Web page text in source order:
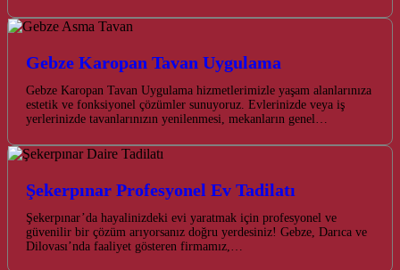
Gebze Karopan Tavan Uygulama
Gebze Karopan Tavan Uygulama hizmetlerimizle yaşam alanlarınıza
estetik ve fonksiyonel çözümler sunuyoruz. Evlerinizde veya iş
yerlerinizde tavanlarınızın yenilenmesi, mekanların genel…
Şekerpınar Profesyonel Ev Tadilatı
Şekerpınar’da hayalinizdeki evi yaratmak için profesyonel ve
güvenilir bir çözüm arıyorsanız doğru yerdesiniz! Gebze, Darıca ve
Dilovası’nda faaliyet gösteren firmamız,…